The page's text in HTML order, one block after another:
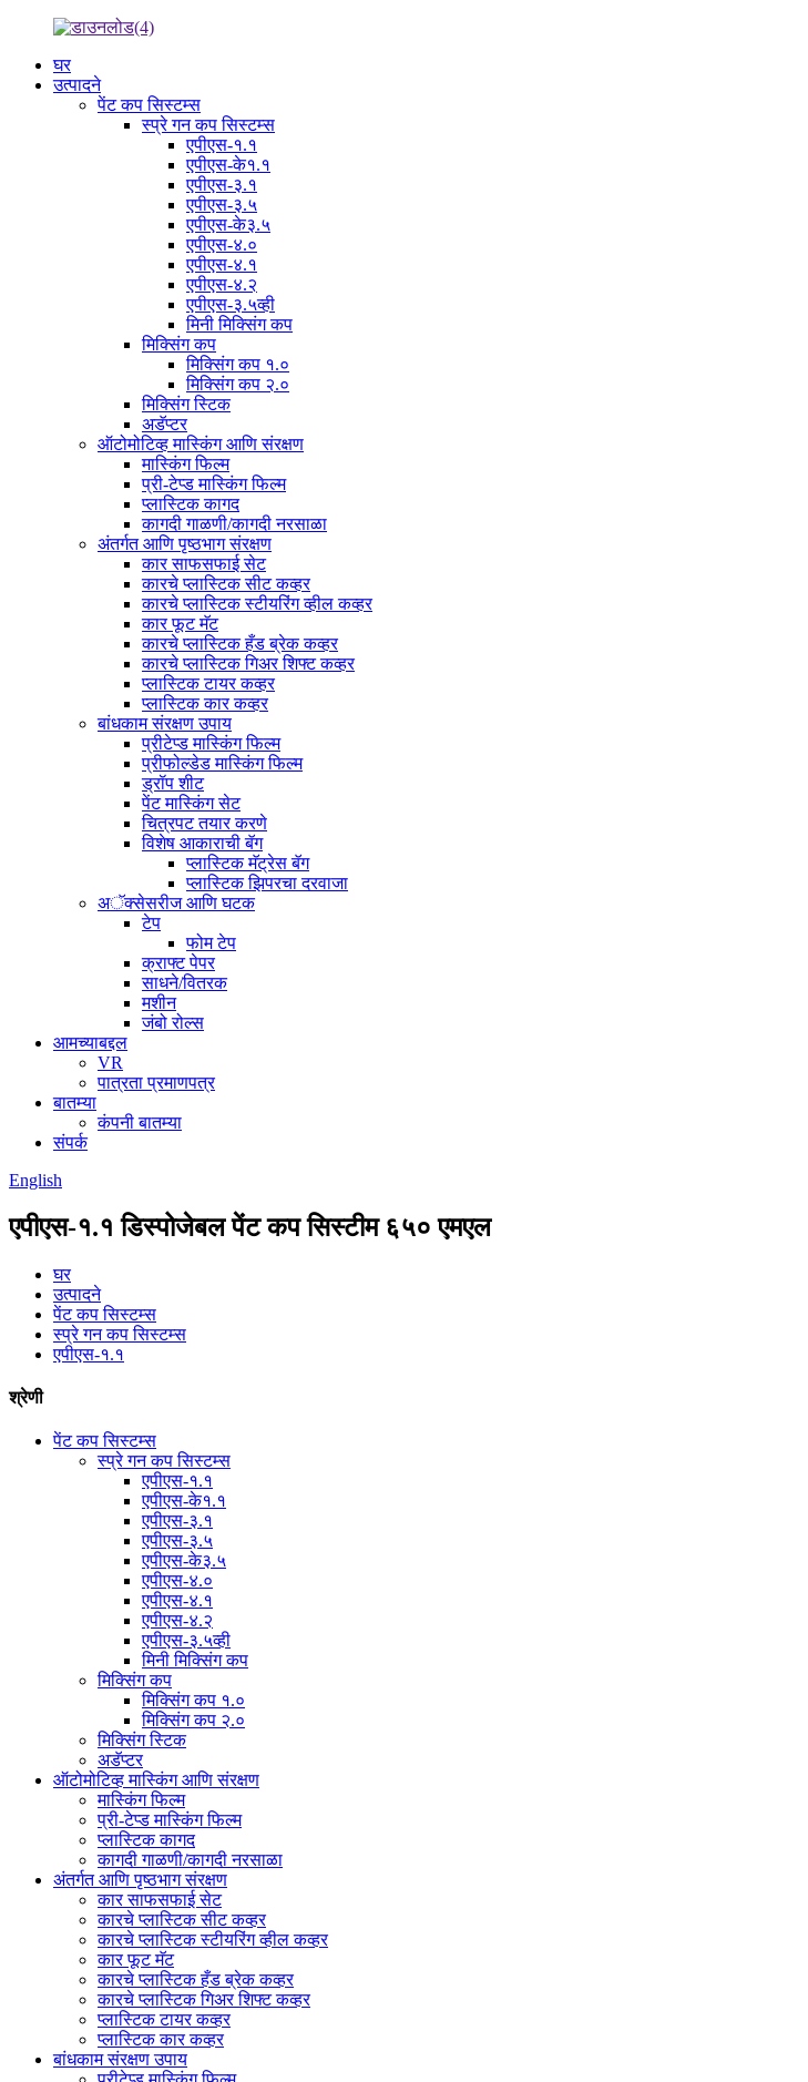
घर
उत्पादने
पेंट कप सिस्टम्स
स्प्रे गन कप सिस्टम्स
एपीएस-१.१
एपीएस-के१.१
एपीएस-३.१
एपीएस-३.५
एपीएस-के३.५
एपीएस-४.०
एपीएस-४.१
एपीएस-४.२
एपीएस-३.५व्ही
मिनी मिक्सिंग कप
मिक्सिंग कप
मिक्सिंग कप १.०
मिक्सिंग कप २.०
मिक्सिंग स्टिक
अडॅप्टर
ऑटोमोटिव्ह मास्किंग आणि संरक्षण
मास्किंग फिल्म
प्री-टेप्ड मास्किंग फिल्म
प्लास्टिक कागद
कागदी गाळणी/कागदी नरसाळा
अंतर्गत आणि पृष्ठभाग संरक्षण
कार साफसफाई सेट
कारचे प्लास्टिक सीट कव्हर
कारचे प्लास्टिक स्टीयरिंग व्हील कव्हर
कार फूट मॅट
कारचे प्लास्टिक हँड ब्रेक कव्हर
कारचे प्लास्टिक गिअर शिफ्ट कव्हर
प्लास्टिक टायर कव्हर
प्लास्टिक कार कव्हर
बांधकाम संरक्षण उपाय
प्रीटेप्ड मास्किंग फिल्म
प्रीफोल्डेड मास्किंग फिल्म
ड्रॉप शीट
पेंट मास्किंग सेट
चित्रपट तयार करणे
विशेष आकाराची बॅग
प्लास्टिक मॅट्रेस बॅग
प्लास्टिक झिपरचा दरवाजा
अॅक्सेसरीज आणि घटक
टेप
फोम टेप
क्राफ्ट पेपर
साधने/वितरक
मशीन
जंबो रोल्स
आमच्याबद्दल
VR
पात्रता प्रमाणपत्र
बातम्या
कंपनी बातम्या
संपर्क
English
एपीएस-१.१ डिस्पोजेबल पेंट कप सिस्टीम ६५० एमएल
घर
उत्पादने
पेंट कप सिस्टम्स
स्प्रे गन कप सिस्टम्स
एपीएस-१.१
श्रेणी
पेंट कप सिस्टम्स
स्प्रे गन कप सिस्टम्स
एपीएस-१.१
एपीएस-के१.१
एपीएस-३.१
एपीएस-३.५
एपीएस-के३.५
एपीएस-४.०
एपीएस-४.१
एपीएस-४.२
एपीएस-३.५व्ही
मिनी मिक्सिंग कप
मिक्सिंग कप
मिक्सिंग कप १.०
मिक्सिंग कप २.०
मिक्सिंग स्टिक
अडॅप्टर
ऑटोमोटिव्ह मास्किंग आणि संरक्षण
मास्किंग फिल्म
प्री-टेप्ड मास्किंग फिल्म
प्लास्टिक कागद
कागदी गाळणी/कागदी नरसाळा
अंतर्गत आणि पृष्ठभाग संरक्षण
कार साफसफाई सेट
कारचे प्लास्टिक सीट कव्हर
कारचे प्लास्टिक स्टीयरिंग व्हील कव्हर
कार फूट मॅट
कारचे प्लास्टिक हँड ब्रेक कव्हर
कारचे प्लास्टिक गिअर शिफ्ट कव्हर
प्लास्टिक टायर कव्हर
प्लास्टिक कार कव्हर
बांधकाम संरक्षण उपाय